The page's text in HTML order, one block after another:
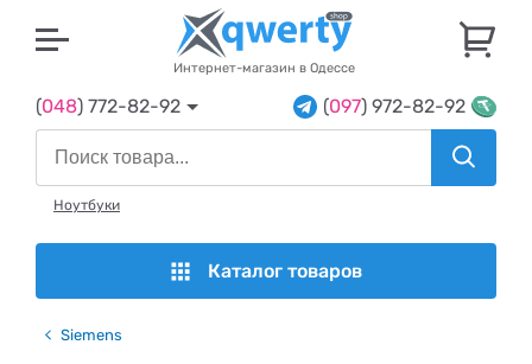
Интернет-магазин в Одессе
(048) 772-82-92 (097) 972-82-92
Ноутбуки
Каталог товаров
Siemens